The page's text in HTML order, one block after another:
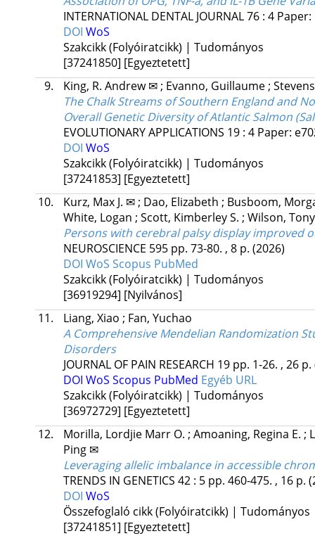
INTERNATIONAL DENTAL JOURNAL76: 4 Paper:
DOI WoS
Szakcikk (Folyóiratcikk) | Tudományos
[37241850] [Egyeztetett]
9.
King, R. Andrew ✉; Evanno, Guillaume;
The Chalk Streams of Southern England and
Overall Genetic Diversity of Atlantic Salmon
EVOLUTIONARY APPLICATIONS 19: 4 Paper:
DOI WoS
Szakcikk (Folyóiratcikk) | Tudományos
[37241853] [Egyeztetett]
10.
Kurz, Max J. ✉; Dao, Elizabeth ; Busboom,
White, Logan ; Scott, Kimberley S. ; Wilson,
Persons with cerebral palsy display
NEUROSCIENCE 595 pp. 73-80. , 8 p. (2026)
DOI WoS Scopus PubMed
Szakcikk (Folyóiratcikk) | Tudományos
[36919294] [Nyilvános]
11.
Liang, Xiao ; Fan, Yuchao
A Comprehensive Mendelian Randomization
Disorders
JOURNAL OF PAIN RESEARCH 19 pp. 1-26. , 26 p.
DOI WoS Scopus PubMed Egyéb URL
Szakcikk (Folyóiratcikk) | Tudományos
[36972729] [Egyeztetett]
12.
Morilla, Lordjie Marr O. ; Amoaning, Regina E. ;
Ping ✉
Leveraging allelic imbalance in accessible
TRENDS IN GENETICS 42: 5 pp. 460-475. , 16 p.
DOI WoS
Összefoglaló cikk (Folyóiratcikk) | Tudományos
[37241851] [Egyeztetett]